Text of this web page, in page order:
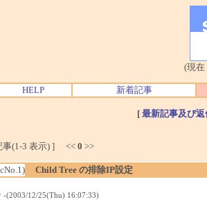
(現在
HELP 新着記事
[ 最新記事及び
事(1-3 表示) ] <<0 >>
Child Tree の排除IP設定
-(2003/12/25(Thu) 16:07:33)